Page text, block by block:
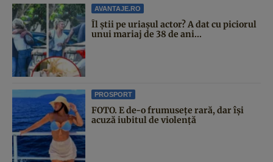
AVANTAJE.RO
Îl știi pe uriașul actor? A dat cu piciorul
unui mariaj de 38 de ani...
PROSPORT
FOTO. E de-o frumusețe rară, dar își
acuză iubitul de violență